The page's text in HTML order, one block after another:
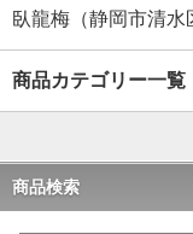
臥龍梅（静岡市清水
商品カテゴリー一覧
商品検索